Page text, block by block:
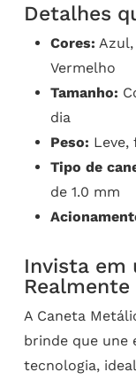
Detalhes
Cores:
Vermelho
Tamanho:
dia
Peso:
Tipo de
de 1.0 mm
Invista em
A Caneta
brinde que une
tecnologia,